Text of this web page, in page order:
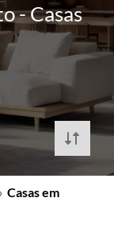
- Casas
Casas em